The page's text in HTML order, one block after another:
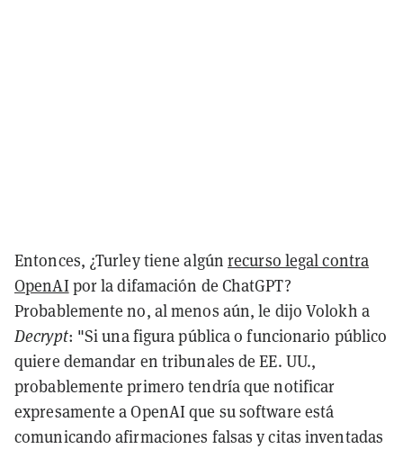
Entonces, ¿Turley tiene algúnrecurso legal contra
OpenAIpor la difamación de ChatGPT?
Probablemente no, al menos aún, le dijo Volokh a
Decrypt: "Si una figura pública o funcionario público
quiere demandar en tribunales de EE. UU.,
probablemente primero tendría que notificar
expresamente a OpenAI que su software está
comunicando afirmaciones falsas y citas inventadas